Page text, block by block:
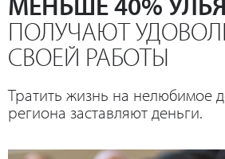
ПОЛУЧАЮТ
СВОЕЙ РАБОТЫ
Тратить жизнь на нелюбимое
региона заставляют деньги.